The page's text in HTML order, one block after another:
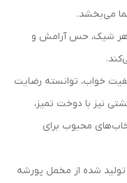
می‌بخشد.
شیک، حس آرامش و
خواب، توانسته رضایت
نیز با دوخت تمیز،
محبوب برای
شده از مخمل پورشه